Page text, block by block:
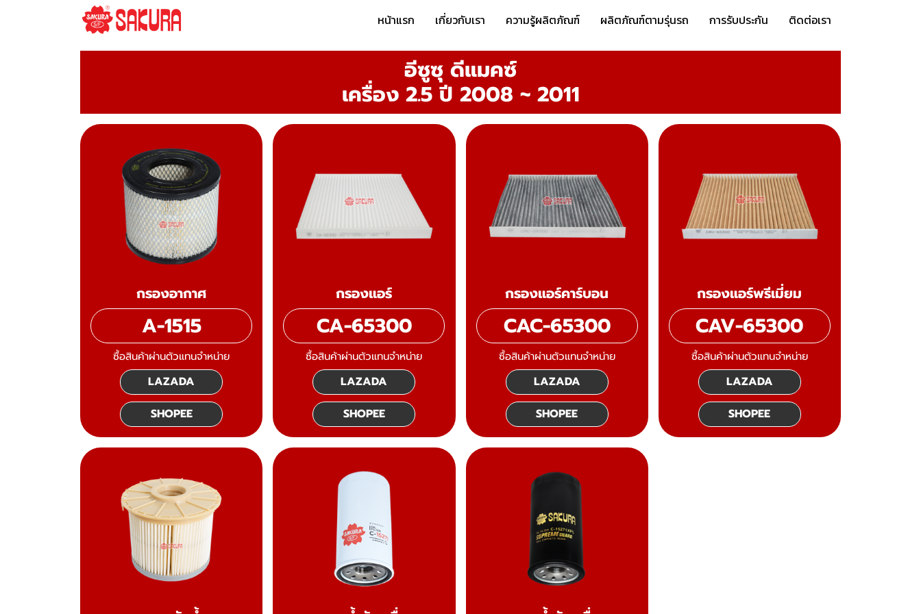
หน้าแรก เกี่ยวกับเรา ความรู้ผลิตภัณฑ์ ผลิตภัณฑ์ตามรุ่นรถ การรับประกัน ติดต่อเรา
อีซูซุ ดีแมคซ์
เครื่อง 2.5 ปี 2008 ~ 2011
กรองอากาศ
A-1515
ซื้อสินค้าผ่านตัวแทนจำหน่าย
LAZADA
SHOPEE
กรองแอร์
CA-65300
ซื้อสินค้าผ่านตัวแทนจำหน่าย
LAZADA
SHOPEE
กรองแอร์คาร์บอน
CAC-65300
ซื้อสินค้าผ่านตัวแทนจำหน่าย
LAZADA
SHOPEE
กรองแอร์พรีเมี่ยม
CAV-65300
ซื้อสินค้าผ่านตัวแทนจำหน่าย
LAZADA
SHOPEE